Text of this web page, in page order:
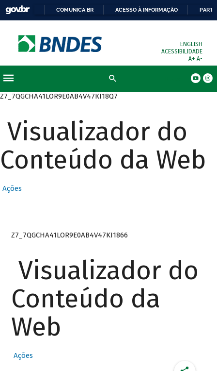
COMUNICA BR ACESSO À INFORMAÇÃO
ENGLISH
ACESSIBILIDADE
A+ A-
Z7_7QGCHA41LOR9E0AB4V47KI18Q7
Visualizador do
Conteúdo da Web
Ações
Z7_7QGCHA41LOR9E0AB4V47KI1866
Visualizador do
Conteúdo da
Web
Ações